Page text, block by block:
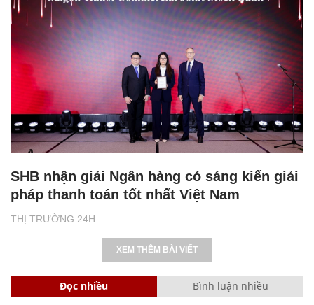
THỊ TRƯỜNG 24H
SHB nhận giải Ngân hàng có sáng kiến giải
pháp thanh toán tốt nhất Việt Nam
XEM THÊM BÀI VIẾT
Đọc nhiều Bình luận nhiều